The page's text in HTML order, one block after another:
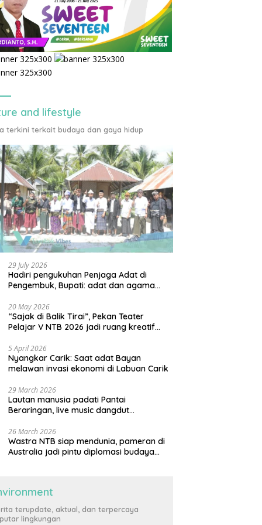
and lifestyle
terkini terkait budaya dan gaya hidup
29 July 2026
Hadiri pengukuhan Penjaga Adat di
Pengembuk, Bupati: adat dan agama
20 May 2026
“Sajak di Balik Tirai”, Pekan Teater
Pelajar V NTB 2026 jadi ruang kreatif
5 April 2026
Nyangkar Carik: Saat adat Bayan
melawan invasi ekonomi di Labuan Carik
29 March 2026
Lautan manusia padati Pantai
Beraringan, live music dangdut
KLU
26 March 2026
Wastra NTB siap mendunia, pameran di
Australia jadi pintu diplomasi budaya
terupdate, aktual, dan terpercaya
lingkungan